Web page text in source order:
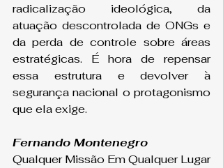
radicalização ideológica, da
atuação descontrolada de ONGs e
da perda de controle sobre áreas
estratégicas. É hora de repensar
essa estrutura e devolver à
segurança nacional o protagonismo
que ela exige.
Fernando Montenegro
Qualquer Missão Em Qualquer Lugar